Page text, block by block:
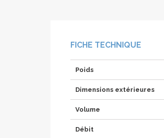
FICHE TECHNIQUE
Poids
Dimensions extérieures
Volume
Débit